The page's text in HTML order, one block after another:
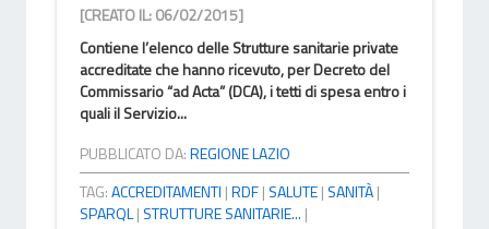
[CREATO IL: 06/02/2015]
Contiene l’elenco delle Strutture sanitarie private
accreditate che hanno ricevuto, per Decreto del
Commissario “ad Acta” (DCA), i tetti di spesa entro i
quali il Servizio...
PUBBLICATO DA:REGIONE LAZIO
TAG:ACCREDITAMENTI |RDF| SALUTE| SANITÀ|
SPARQL| STRUTTURE SANITARIE... |